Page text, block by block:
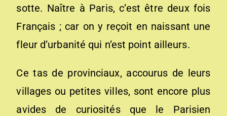
sotte. Naître à Paris, c’est être deux fois
Français ; car on y reçoit en naissant une
fleur d’urbanité qui n’est point ailleurs.
Ce tas de provinciaux, accourus de leurs
villages ou petites villes, sont encore plus
avides de curiosités que le Parisien